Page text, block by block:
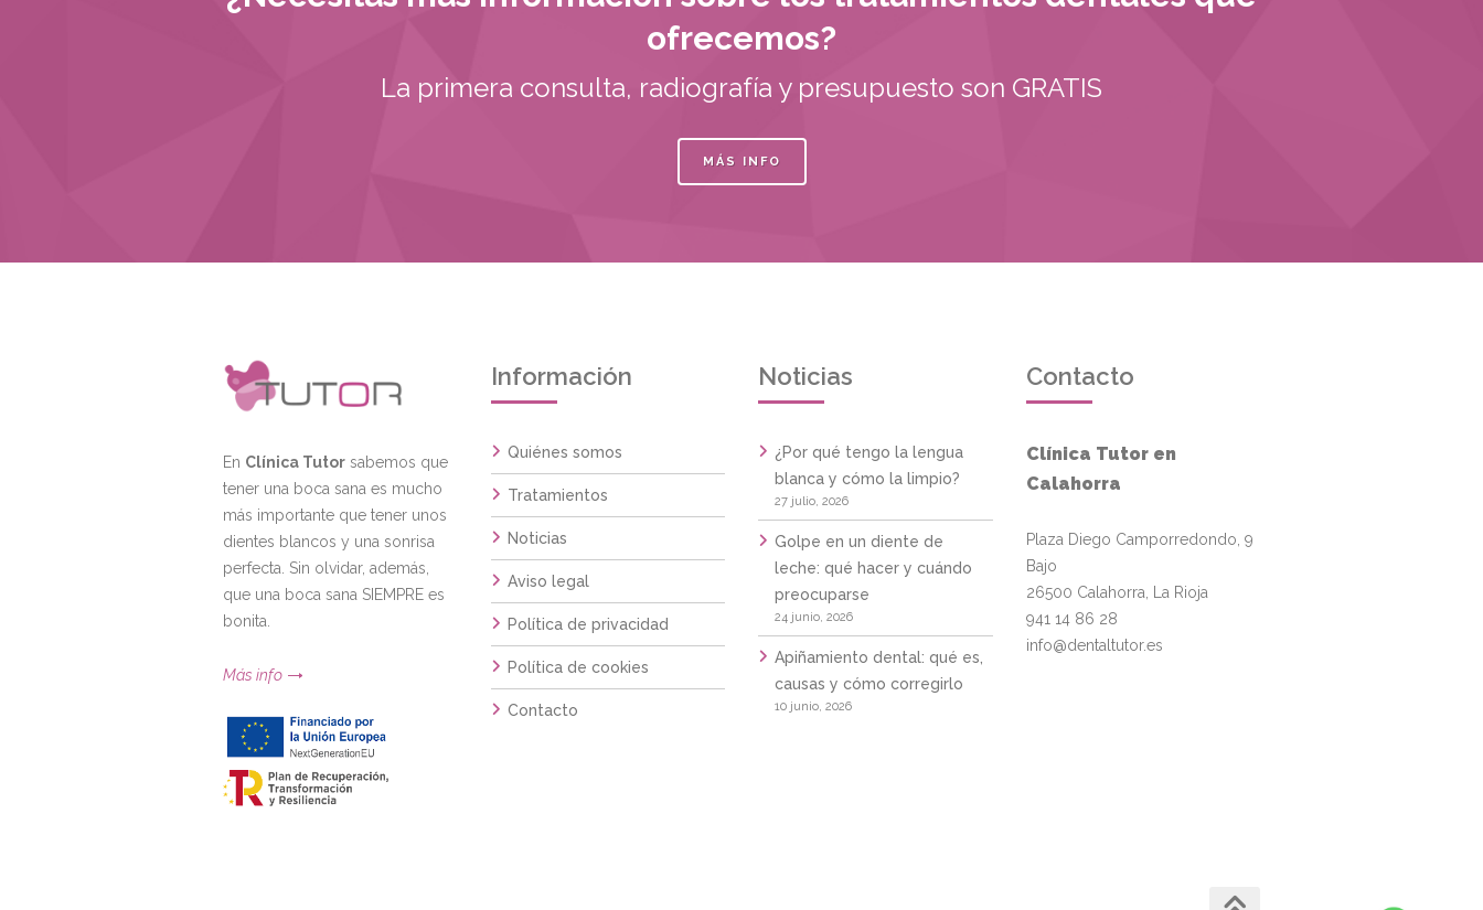
ofrecemos?
La primera consulta, radiografía y presupuesto son GRATIS
MÁS INFO
En Clínica Tutor sabemos que
tener una boca sana es mucho
más importante que tener unos
dientes blancos y una sonrisa
perfecta. Sin olvidar, además,
que una boca sana SIEMPRE es
bonita.
Más info
Información
Quiénes somos
Tratamientos
Noticias
Aviso legal
Política de privacidad
Política de cookies
Contacto
Noticias
¿Por qué tengo la lengua
blanca y cómo la limpio?
27 julio, 2026
Golpe en un diente de
leche: qué hacer y cuándo
preocuparse
24 junio, 2026
Apiñamiento dental: qué es,
causas y cómo corregirlo
10 junio, 2026
Contacto
Clínica Tutor en
Calahorra
Plaza Diego Camporredondo, 9
Bajo
26500 Calahorra, La Rioja
941 14 86 28
info@dentaltutor.es